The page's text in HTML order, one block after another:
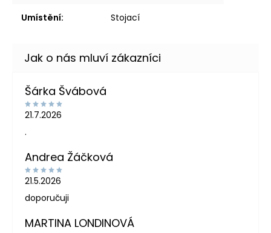
Umístění: Stojací
Šárka Švábová
21.7.2026
.
Andrea Žáčková
21.5.2026
doporučuji
MARTINA LONDINOVÁ